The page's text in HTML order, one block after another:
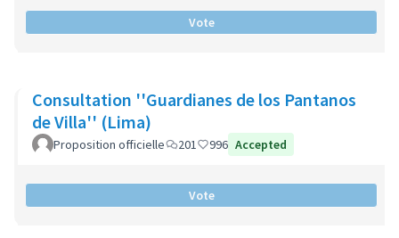
Vote
Consultation ''Guardianes de los Pantanos
de Villa'' (Lima)
Proposition officielle 201 996 Accepted
Vote